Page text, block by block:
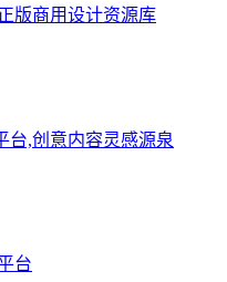
版商用设计资源库
台,创意内容灵感源泉
台